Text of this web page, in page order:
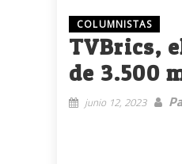
COLUMNISTAS
TVBrics,
de 3.500
junio 12, 2023